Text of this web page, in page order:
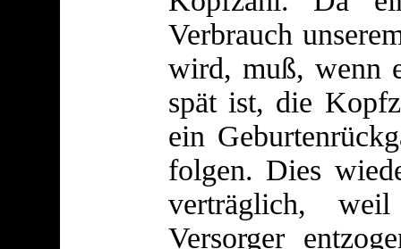
Verbrauch
wird, muß, wenn
spät ist, die
ein
folgen. Dies
verträglich,
Versorger